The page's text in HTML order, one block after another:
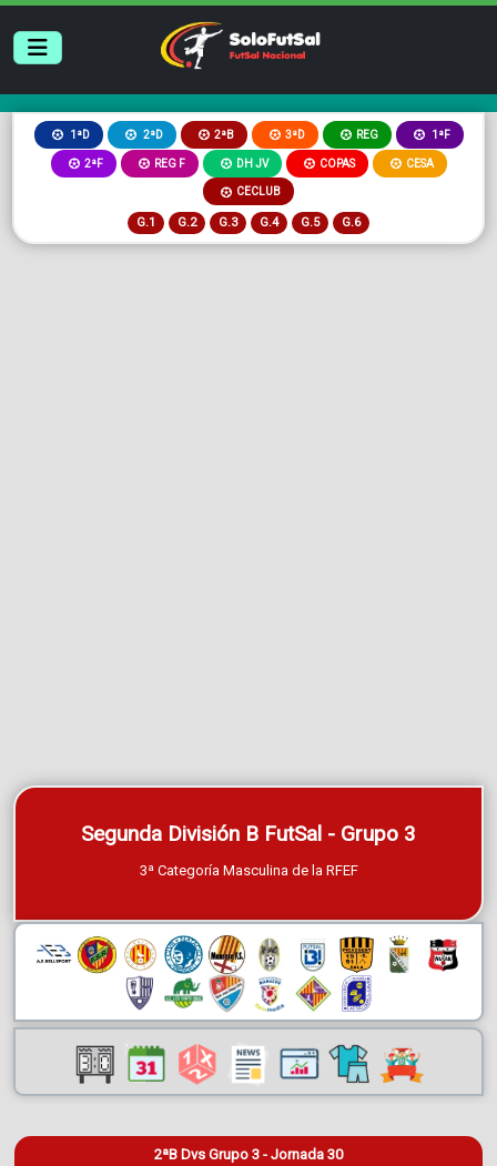
1ªD 2ªD 2ªB 3ªD REG 1ªF
2ªF REG F DH JV COPAS CESA
CECLUB
G.1 G.2 G.3 G.4 G.5 G.6
Segunda División B FutSal - Grupo 3
3ª Categoría Masculina de la RFEF
2ªB Dvs Grupo 3 - Jornada 30